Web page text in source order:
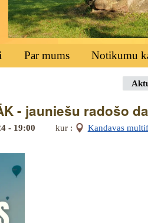
Par mums Notikumu
- jauniešu radošo
- 19:00 kur :
Kandavas